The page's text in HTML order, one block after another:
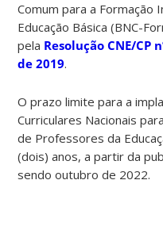
Comum para a Formação
Educação Básica (BNC-
pela Resolução CNE/CP
de 2019.
O prazo limite para a
Curriculares Nacionais
de Professores da
(dois) anos, a partir da
sendo outubro de 2022.